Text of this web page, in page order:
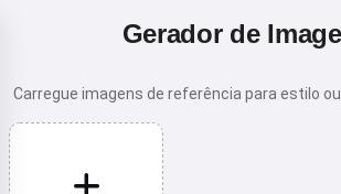
Gerador de
Carregue imagens de referência para estilo